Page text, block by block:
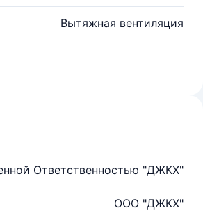
Вытяжная вентиляция
Ответственностью "ДЖКХ"
ООО "ДЖКХ"